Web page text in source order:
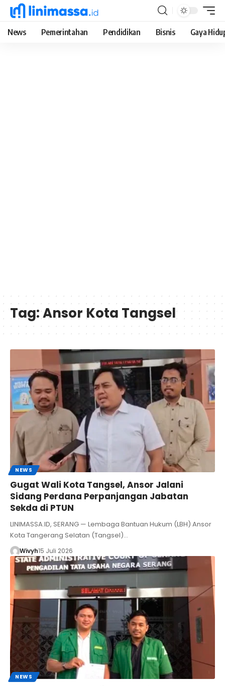
News Pemerintahan Pendidikan Bisnis Gaya
Tag:Ansor Kota Tangsel
NEWS
Gugat Wali Kota Tangsel, Ansor Jalani
Sidang Perdana Perpanjangan Jabatan
Sekda di PTUN
LINIMASSA.ID, SERANG — Lembaga Bantuan Hukum (LBH) Ansor
Kota Tangerang Selatan (Tangsel)…
Wivyh15 Juli 2026
NEWS